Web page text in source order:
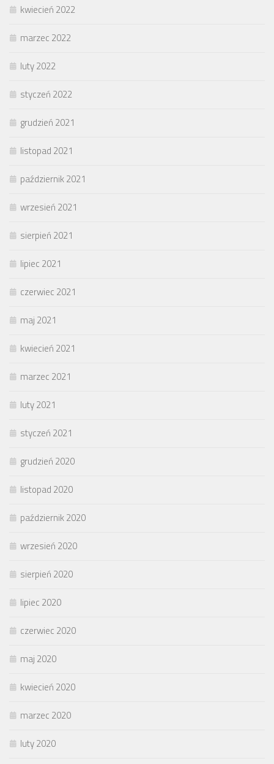
kwiecień 2022
marzec 2022
luty 2022
styczeń 2022
grudzień 2021
listopad 2021
październik 2021
wrzesień 2021
sierpień 2021
lipiec 2021
czerwiec 2021
maj 2021
kwiecień 2021
marzec 2021
luty 2021
styczeń 2021
grudzień 2020
listopad 2020
październik 2020
wrzesień 2020
sierpień 2020
lipiec 2020
czerwiec 2020
maj 2020
kwiecień 2020
marzec 2020
luty 2020